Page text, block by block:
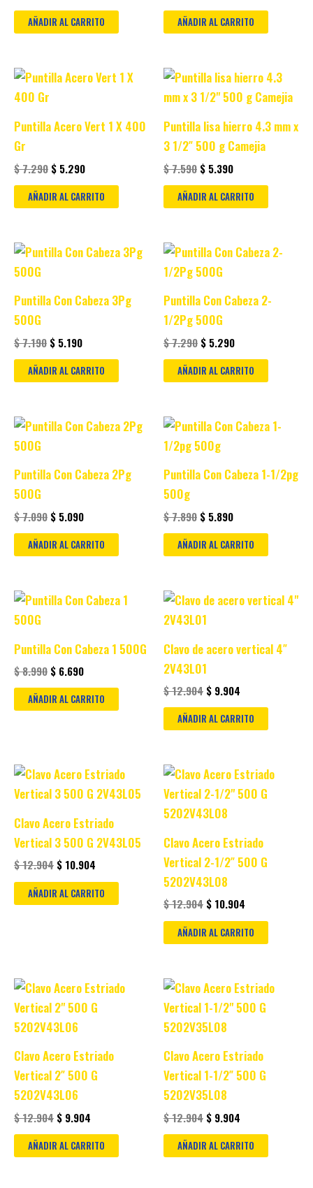
AÑADIR AL CARRITO AÑADIR AL CARRITO
Puntilla Acero Vert 1 X 400
Gr
$7.290
Original
price
$ 5.290
Current
price
AÑADIR AL CARRITO
Puntilla lisa hierro 4.3 mm x
3 1/2″ 500 g Camejia
$7.590
Original
price
was:
$ 5.390
Current
price
is:
AÑADIR AL CARRITO
Puntilla Con Cabeza 3Pg
500G
$7.190
Original
price
$ 5.190
Current
price
AÑADIR AL CARRITO
Puntilla Con Cabeza 2-
1/2Pg 500G
$7.290
Original
price
was:
$ 5.290
Current
price
AÑADIR AL CARRITO
Puntilla Con Cabeza 2Pg
500G
$7.090
Original
price
$ 5.090
Current
price
AÑADIR AL CARRITO
Puntilla Con Cabeza 1-1/2pg
500g
$7.890
Original
price
was:
$ 5.890
Current
price
AÑADIR AL CARRITO
Puntilla Con Cabeza 1 500G
$8.990
Original
price
$ 6.690
Current
price
AÑADIR AL CARRITO
Clavo de acero vertical 4″
2V43L01
$12.904
Original
price
was:
$ 9.904
Current
price
AÑADIR AL CARRITO
Clavo Acero Estriado
Vertical 3 500 G 2V43L05
$12.904
Original
price
was:
$ 10.904
Current
price
is:
AÑADIR AL CARRITO
Clavo Acero Estriado
Vertical 2-1/2″ 500 G
5202V43L08
$12.904
Original
price
was:
$ 12.904.
$ 10.904
Current
price
is:
AÑADIR AL CARRITO
Clavo Acero Estriado
Vertical 2″ 500 G
5202V43L06
$12.904
Original
price
was:
$ 12.904.
$ 9.904
Current
price
is:
AÑADIR AL CARRITO
Clavo Acero Estriado
Vertical 1-1/2″ 500 G
5202V35L08
$12.904
Original
price
was:
$ 12.904.
$ 9.904
Current
price
is:
AÑADIR AL CARRITO